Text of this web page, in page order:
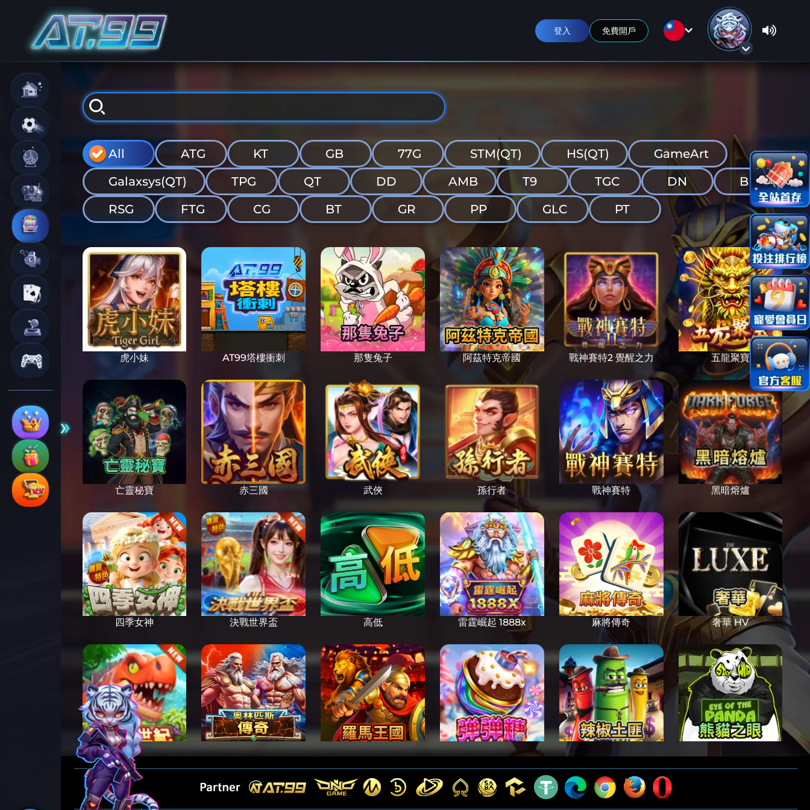
登入 免費開戶
All ATG KT GB 77G STM(QT) HS(QT)
GameArt
Galaxsys(QT)
TPG QT DD AMB T9 TGC DN
BNG
RSG
FTG CG BT GR PP GLC PT
虎小妹 AT99塔樓衝刺 那隻兔子 阿茲特克帝國 戰神賽特2 覺醒之力 五龍聚寶
亡靈秘寶 赤三國 武俠 孫行者 戰神賽特 黑暗熔爐
四季女神 決戰世界盃 高低 雷霆崛起 1888x 麻將傳奇 奢華 HV
恐龍世紀 奧林匹斯傳奇 羅馬王國 彈彈糖 辣椒土匪 熊貓之眼